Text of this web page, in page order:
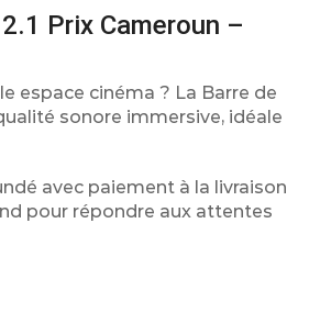
Prix Cameroun –
espace cinéma ? La Barre de
sonore immersive, idéale
avec paiement à la livraison
pour répondre aux attentes